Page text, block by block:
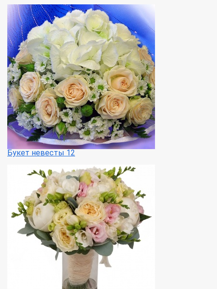
Букет невесты 12